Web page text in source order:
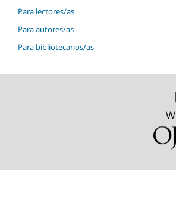
Para lectores/as
Para autores/as
Para bibliotecarios/as